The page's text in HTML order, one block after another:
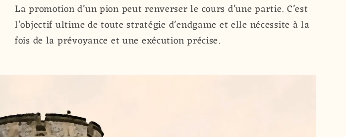
La promotion d’un pion peut renverser le cours d’une partie. C’est
l’objectif ultime de toute stratégie d’endgame et elle nécessite à la
fois de la prévoyance et une exécution précise.